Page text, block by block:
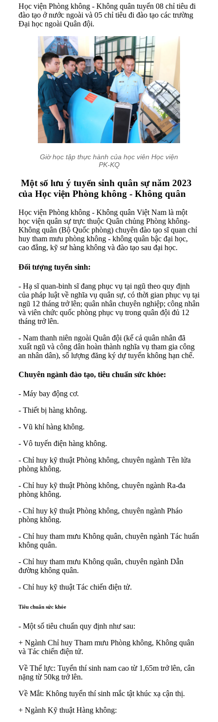
Học viện Phòng không - Không quân tuyển 08 chỉ tiêu đi
đào tạo ở nước ngoài và 05 chỉ tiêu đi đào tạo các trường
Đại học ngoài Quân đội.
Giờ học tập thực hành của học viên Học viện
PK-KQ
Một số lưu ý tuyển sinh quân sự năm 2023
của Học viện Phòng không - Không quân
Học viện Phòng không - Không quân Việt Nam là một
học viện quân sự trực thuộc Quân chủng Phòng không-
Không quân (Bộ Quốc phòng) chuyên đào tạo sĩ quan chỉ
huy tham mưu phòng không - không quân bậc đại học,
cao đẳng, kỹ sư hàng không và đào tạo sau đại học.
Đối tượng tuyển sinh:
- Hạ sĩ quan-binh sĩ đang phục vụ tại ngũ theo quy định
của pháp luật về nghĩa vụ quân sự, có thời gian phục vụ tại
ngũ 12 tháng trở lên; quân nhân chuyên nghiệp; công nhân
và viên chức quốc phòng phục vụ trong quân đội đủ 12
tháng trở lên.
- Nam thanh niên ngoài Quân đội (kể cả quân nhân đã
xuất ngũ và công dân hoàn thành nghĩa vụ tham gia công
an nhân dân), số lượng đăng ký dự tuyển không hạn chế.
Chuyên ngành đào tạo, tiêu chuẩn sức khỏe:
- Máy bay động cơ.
- Thiết bị hàng không.
- Vũ khí hàng không.
- Vô tuyến điện hàng không.
- Chỉ huy kỹ thuật Phòng không, chuyên ngành Tên lửa
phòng không.
- Chỉ huy kỹ thuật Phòng không, chuyên ngành Ra-đa
phòng không.
- Chỉ huy kỹ thuật Phòng không, chuyên ngành Pháo
phòng không.
- Chỉ huy tham mưu Không quân, chuyên ngành Tác huấn
không quân.
- Chỉ huy tham mưu Không quân, chuyên ngành Dẫn
đường không quân.
- Chỉ huy kỹ thuật Tác chiến điện tử.
Tiêu chuẩn sức khỏe
- Một số tiêu chuẩn quy định như sau:
+ Ngành Chỉ huy Tham mưu Phòng không, Không quân
và Tác chiến điện tử.
Về Thể lực: Tuyển thí sinh nam cao từ 1,65m trở lên, cân
nặng từ 50kg trở lên.
Về Mắt: Không tuyển thí sinh mắc tật khúc xạ cận thị.
+ Ngành Kỹ thuật Hàng không: